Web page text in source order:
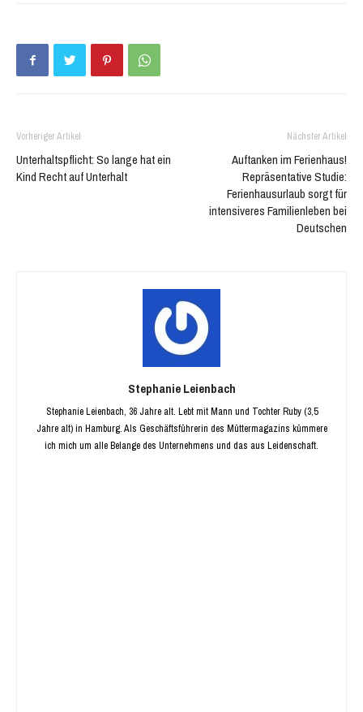
Vorheriger Artikel
Unterhaltspflicht: So lange hat ein
Kind Recht auf Unterhalt
Nächster Artikel
Auftanken im Ferienhaus!
Repräsentative Studie:
Ferienhausurlaub sorgt für
intensiveres Familienleben bei
Deutschen
Stephanie Leienbach
Stephanie Leienbach, 36 Jahre alt. Lebt mit Mann und Tochter Ruby (3,5
Jahre alt) in Hamburg. Als Geschäftsführerin des Müttermagazins kümmere
ich mich um alle Belange des Unternehmens und das aus Leidenschaft.